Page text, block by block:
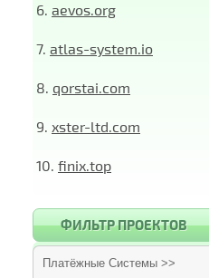
6. aevos.org
7. atlas-system.io
8. qorstai.com
9. xster-ltd.com
10. finix.top
ФИЛЬТР ПРОЕКТОВ
Платёжные Системы >>